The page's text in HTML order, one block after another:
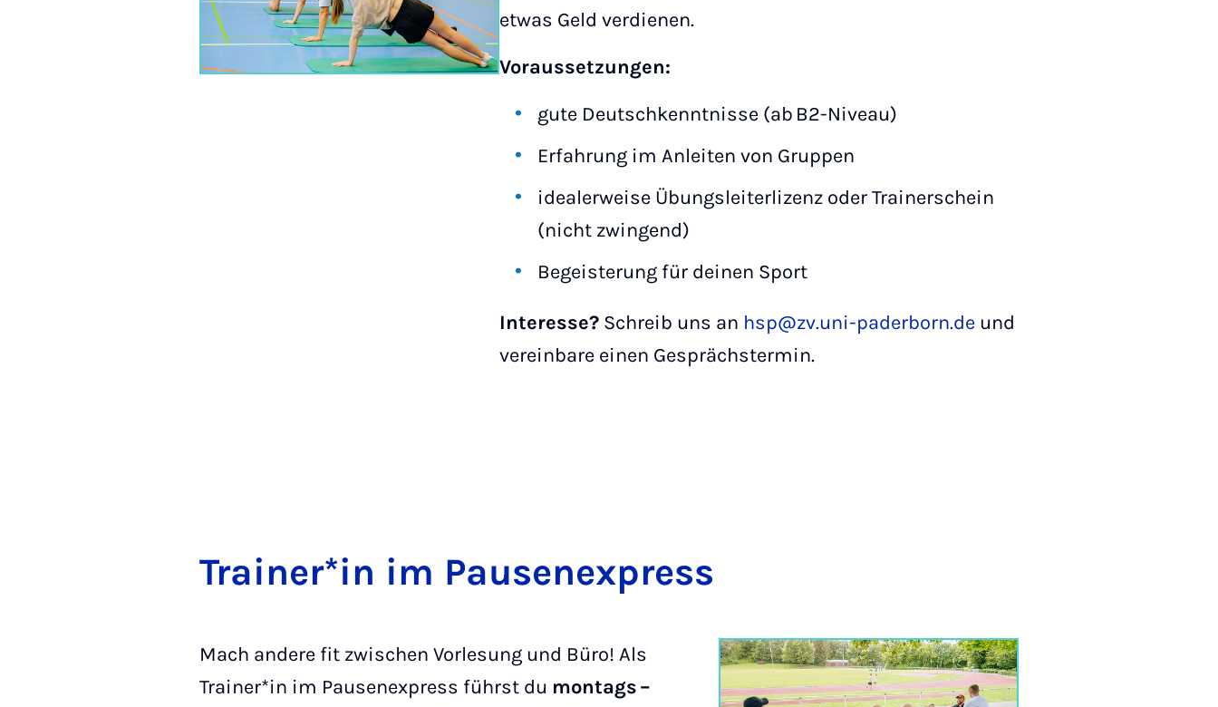
etwas Geld verdienen.
Voraussetzungen:
gute Deutschkenntnisse (ab B2-Niveau)
Erfahrung im Anleiten von Gruppen
idealerweise Übungsleiterlizenz oder Trainerschein
(nicht zwingend)
Begeisterung für deinen Sport
Interesse? Schreib uns an hsp@zv.uni-paderborn.de und
vereinbare einen Gesprächstermin.
Train­er­*in im Pausen­ex­press
Mach andere fit zwischen Vorlesung und Büro! Als
Trainer*in im Pausenexpress führst du montags –